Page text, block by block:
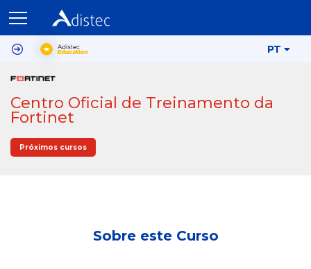
PT
Centro Oficial de Treinamento da
Fortinet
Próximos cursos
Sobre este Curso